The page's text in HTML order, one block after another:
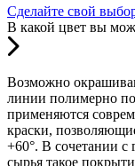
Сделайте свой
В какой цвет вы
Возможно
линии полимерно
применяются
краски,
+60°. В сочетании с
сырья такое